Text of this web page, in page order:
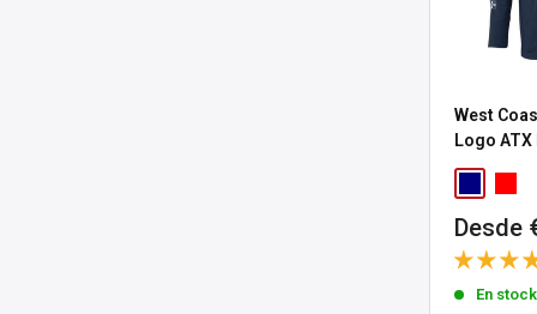
West
Logo
Precio
de
venta
Desde
En stock